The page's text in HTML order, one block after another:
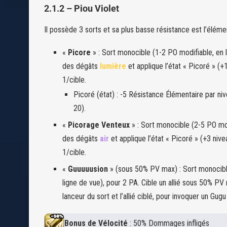
2.1.2 – Piou Violet
Il possède 3 sorts et sa plus basse résistance est
« Picore » : Sort monocible (1-2 PO modifiable, en
des dégâts lumière et applique l’état « Picoré »
1/cible.
Picoré (état) : -5 Résistance Élémentaire par
20).
« Picorage Venteux » : Sort monocible (2-5 PO
des dégâts air et applique l’état « Picoré » (+3
1/cible.
« Guuuuusion » (sous 50% PV max) : Sort
ligne de vue), pour 2 PA. Cible un allié sous 50%
lanceur du sort et l’allié ciblé, pour invoquer un
Bonus de Vélocité : 50% Dommages infligés